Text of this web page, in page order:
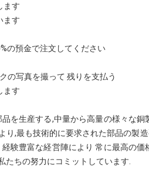
ます
ます
の預金で注文してください
の写真を撮って 残りを支払う
ます
を生産する,中量から高量の様々な
り,最も技術的に要求された部品の製
験豊富な経営陣により 常に最高の
たちの努力にコミットしています.